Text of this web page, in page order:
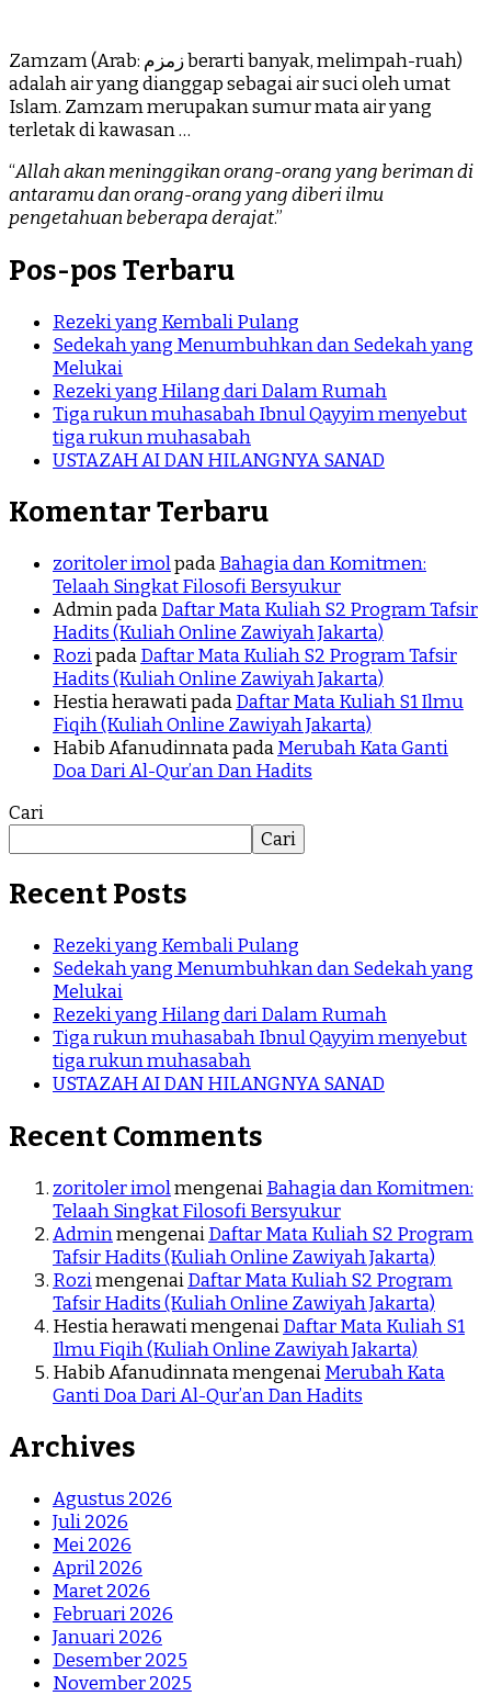
Zamzam (Arab: زمزم‎ berarti banyak, melimpah-ruah)
adalah air yang dianggap sebagai air suci oleh umat
Islam. Zamzam merupakan sumur mata air yang
terletak di kawasan …
“Allah akan meninggikan orang-orang yang beriman di
antaramu dan orang-orang yang diberi ilmu
pengetahuan beberapa derajat.”
Pos-pos Terbaru
Rezeki yang Kembali Pulang
Sedekah yang Menumbuhkan dan Sedekah yang
Melukai
Rezeki yang Hilang dari Dalam Rumah
Tiga rukun muhasabah Ibnul Qayyim menyebut
tiga rukun muhasabah
USTAZAH AI DAN HILANGNYA SANAD
Komentar Terbaru
zoritoler imolpadaBahagia dan Komitmen:
Telaah Singkat Filosofi Bersyukur
AdminpadaDaftar Mata Kuliah S2 Program Tafsir
Hadits (Kuliah Online Zawiyah Jakarta)
RozipadaDaftar Mata Kuliah S2 Program Tafsir
Hadits (Kuliah Online Zawiyah Jakarta)
Hestia herawatipadaDaftar Mata Kuliah S1 Ilmu
Fiqih (Kuliah Online Zawiyah Jakarta)
Habib AfanudinnatapadaMerubah Kata Ganti
Doa Dari Al-Qur’an Dan Hadits
Cari
Cari
Recent Posts
Rezeki yang Kembali Pulang
Sedekah yang Menumbuhkan dan Sedekah yang
Melukai
Rezeki yang Hilang dari Dalam Rumah
Tiga rukun muhasabah Ibnul Qayyim menyebut
tiga rukun muhasabah
USTAZAH AI DAN HILANGNYA SANAD
Recent Comments
zoritoler imolmengenaiBahagia dan Komitmen:
Telaah Singkat Filosofi Bersyukur
AdminmengenaiDaftar Mata Kuliah S2 Program
Tafsir Hadits (Kuliah Online Zawiyah Jakarta)
RozimengenaiDaftar Mata Kuliah S2 Program
Tafsir Hadits (Kuliah Online Zawiyah Jakarta)
Hestia herawatimengenaiDaftar Mata Kuliah S1
Ilmu Fiqih (Kuliah Online Zawiyah Jakarta)
Habib AfanudinnatamengenaiMerubah Kata
Ganti Doa Dari Al-Qur’an Dan Hadits
Archives
Agustus 2026
Juli 2026
Mei 2026
April 2026
Maret 2026
Februari 2026
Januari 2026
Desember 2025
November 2025